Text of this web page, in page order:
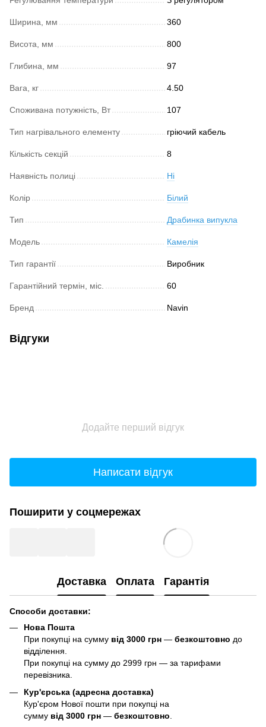
Ширина, мм 360
Висота, мм 800
Глибина, мм 97
Вага, кг 4.50
Споживана потужність, Вт 107
Тип нагрівального елементу гріючий кабель
Кількість секцій 8
Наявність полиці Ні
Колір Білий
Тип Драбинка випукла
Модель Камелія
Тип гарантії Виробник
Гарантійний термін, міс. 60
Бренд Navin
Відгуки
Додайте перший відгук
Написати відгук
Поширити у соцмережах
Доставка Оплата Гарантія
Способи доставки:
Нова Пошта
При покупці на сумму від 3000 грн — безкоштовно до
відділення.
При покупці на сумму до 2999 грн — за тарифами
перевізника.
Кур'єрська (адресна доставка)
Кур'єром Нової пошти при покупці на
сумму від 3000 грн — безкоштовно